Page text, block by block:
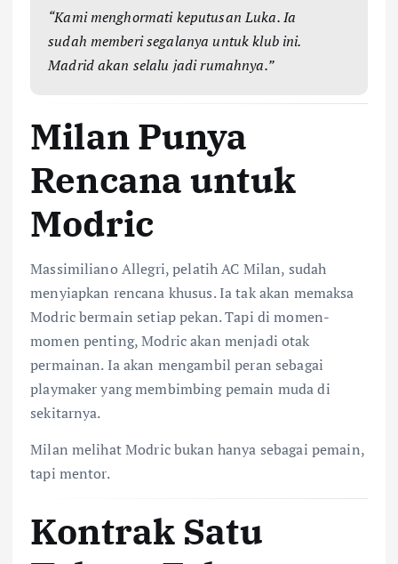
“Kami menghormati keputusan Luka. Ia
sudah memberi segalanya untuk klub ini.
Madrid akan selalu jadi rumahnya.”
Milan Punya
Rencana untuk
Modric
Massimiliano Allegri, pelatih AC Milan, sudah
menyiapkan rencana khusus. Ia tak akan memaksa
Modric bermain setiap pekan. Tapi di momen-
momen penting, Modric akan menjadi otak
permainan. Ia akan mengambil peran sebagai
playmaker yang membimbing pemain muda di
sekitarnya.
Milan melihat Modric bukan hanya sebagai pemain,
tapi mentor.
Kontrak Satu